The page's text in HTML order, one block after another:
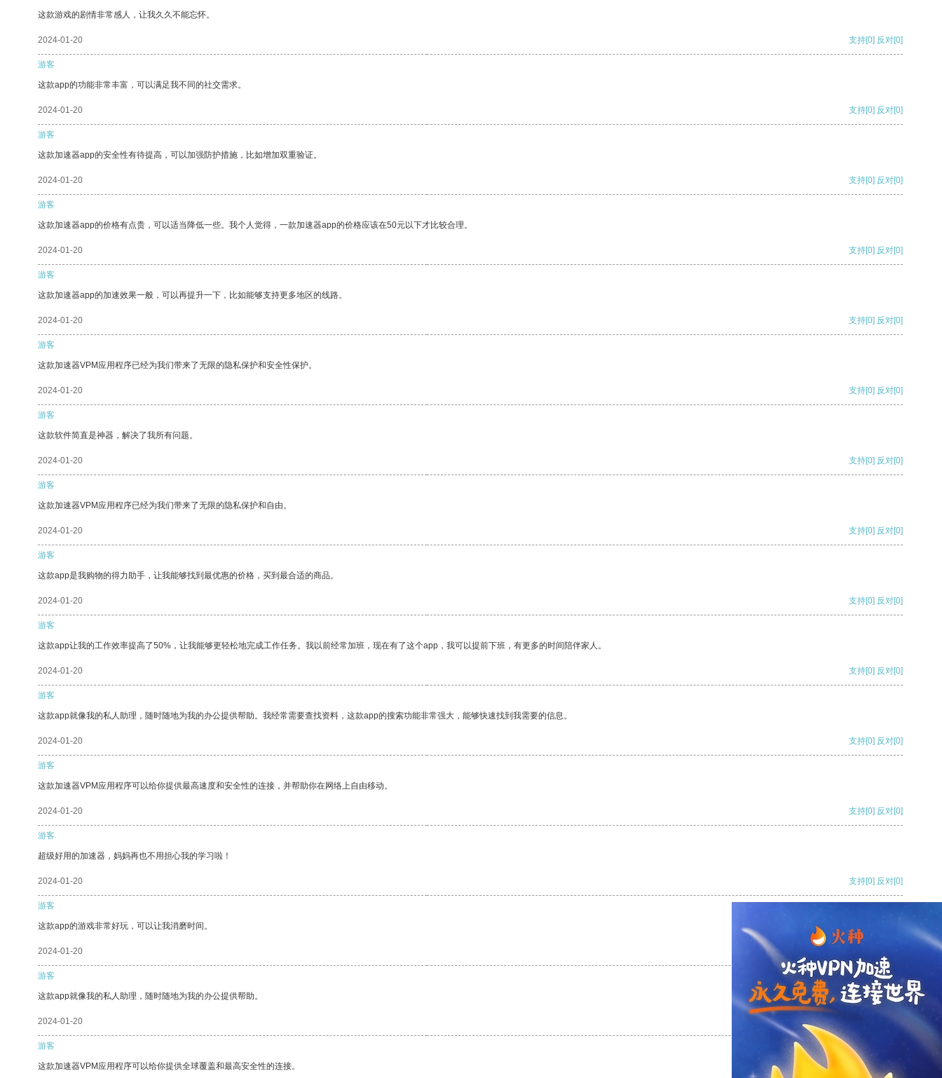
这款游戏的剧情非常感人，让我久久不能忘怀。
2024-01-20 支持[0] 反对[0]
游客
这款app的功能非常丰富，可以满足我不同的社交需求。
2024-01-20 支持[0] 反对[0]
游客
这款加速器app的安全性有待提高，可以加强防护措施，比如增加双重验证。
2024-01-20 支持[0] 反对[0]
游客
这款加速器app的价格有点贵，可以适当降低一些。我个人觉得，一款加速器app的价格应该在50元以下才比较合理。
2024-01-20 支持[0] 反对[0]
游客
这款加速器app的加速效果一般，可以再提升一下，比如能够支持更多地区的线路。
2024-01-20 支持[0] 反对[0]
游客
这款加速器VPM应用程序已经为我们带来了无限的隐私保护和安全性保护。
2024-01-20 支持[0] 反对[0]
游客
这款软件简直是神器，解决了我所有问题。
2024-01-20 支持[0] 反对[0]
游客
这款加速器VPM应用程序已经为我们带来了无限的隐私保护和自由。
2024-01-20 支持[0] 反对[0]
游客
这款app是我购物的得力助手，让我能够找到最优惠的价格，买到最合适的商品。
2024-01-20 支持[0] 反对[0]
游客
这款app让我的工作效率提高了50%，让我能够更轻松地完成工作任务。我以前经常加班，现在有了这个app，我可以提前下班，有更多的时间陪伴家人。
2024-01-20 支持[0] 反对[0]
游客
这款app就像我的私人助理，随时随地为我的办公提供帮助。我经常需要查找资料，这款app的搜索功能非常强大，能够快速找到我需要的信息。
2024-01-20 支持[0] 反对[0]
游客
这款加速器VPM应用程序可以给你提供最高速度和安全性的连接，并帮助你在网络上自由移动。
2024-01-20 支持[0] 反对[0]
游客
超级好用的加速器，妈妈再也不用担心我的学习啦！
2024-01-20 支持[0] 反对[0]
游客
这款app的游戏非常好玩，可以让我消磨时间。
2024-01-20
游客
这款app就像我的私人助理，随时随地为我的办公提供帮助。
2024-01-20 反对
游客
这款加速器VPM应用程序可以给你提供全球覆盖和最高安全性的连接。